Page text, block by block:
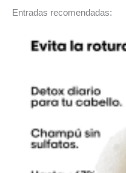
Entradas recomendadas: